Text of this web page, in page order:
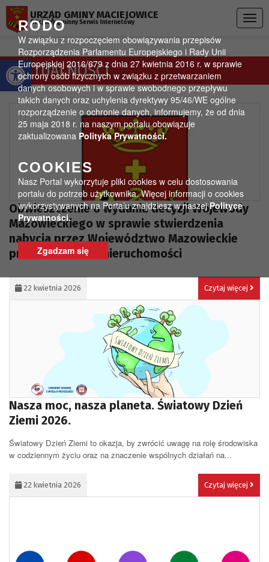
Otwórz pasek narzędzi
RODO
W związku z rozpoczęciem obowiązywania przepisów
Rozporządzenia Parlamentu Europejskiego i Rady Unii
Europejskiej 2016/679 z dnia 27 kwietnia 2016 r. w sprawie
ochrony osób fizycznych w związku z przetwarzaniem
danych osobowych i w sprawie swobodnego przepływu
takich danych oraz uchylenia dyrektywy 95/46/WE ogólne
rozporządzenie o ochronie danych, informujemy, że od dnia
25 maja 2018 r. na naszym portalu obowiązuje
zaktualizowana Polityka Prywatności.
COOKIES
Nasz Portal wykorzytuje pliki cookies w celu dostosowania
portalu do potrzeb użytkownika. Więcej informacji o cookies
wykorzystywanych na Portalu znajdziesz w naszejPolityce
Prywatności.
Zgadzam się
URZĄD GMINY MACIEJOWICE
Oficjalny gminny Serwis Internetowy
AKTUALNOŚCI
Obwieszczenie o wydaniu decyzji Wojewody
Mazowieckiego w sprawie stwierdzenia
nabycia przez Województwo Mazowieckie
prawa własności nieruchomości
...
22 kwietnia 2026 Czytaj więcej
Nasza moc, nasza planeta. Światowy Dzień
Ziemi 2026.
Światowy Dzień Ziemi to okazja, by zwrócić uwagę na rolę środowiska
w codziennym życiu oraz na znaczenie wspólnych działań na...
22 kwietnia 2026 Czytaj więcej